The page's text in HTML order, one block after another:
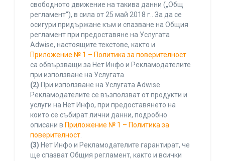
свободното движение на такива данни („Общ
регламент“), в сила от 25 май 2018 г.. За да се
осигури придържане към и спазване на Общия
регламент при предоставяне на Услугата
Adwise, настоящите текстове, както и
Приложение № 1 – Политика за поверителност
са обвързващи за Нет Инфо и Рекламодателите
при използване на Услугата.
(2) При използване на Услугата Adwise
Рекламодателите се възползват от продукти и
услуги на Нет Инфо, при предоставянето на
които се събират лични данни, подробно
описани в Приложение № 1 – Политика за
поверителност.
(3) Нет Инфо и Рекламодателите гарантират, че
ще спазват Общия регламент, както и всички